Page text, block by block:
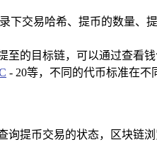
下交易哈希、提币的数量
至的目标链，可以通过查看
- 20等，不同的代币标准在不
询提币交易的状态，区块链